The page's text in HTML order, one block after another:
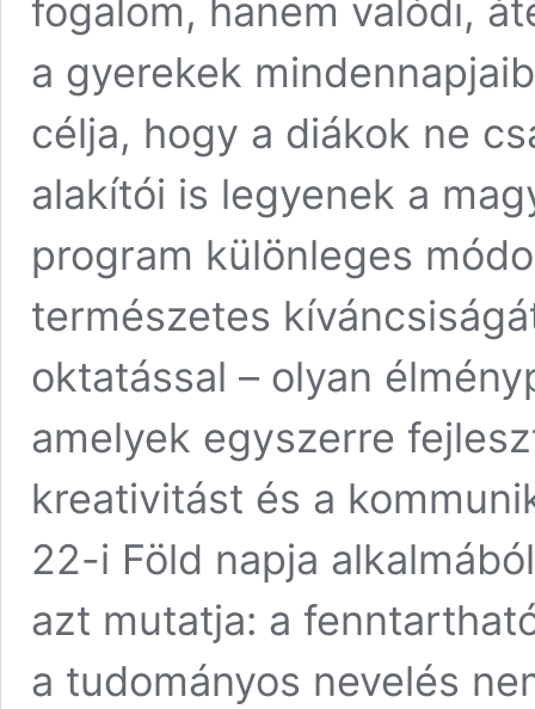
fogalom, hanem valódi,
a gyerekek
célja, hogy a diákok ne
alakítói is legyenek a
program különleges
természetes
oktatással – olyan
amelyek egyszerre
kreativitást és a
22-i Föld napja
azt mutatja: a
a tudományos nevelés